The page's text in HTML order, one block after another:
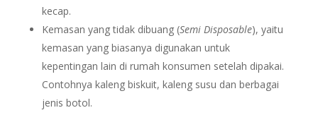
kecap.
Kemasan yang tidak dibuang (Semi Disposable), yaitu
kemasan yang biasanya digunakan untuk
kepentingan lain di rumah konsumen setelah dipakai.
Contohnya kaleng biskuit, kaleng susu dan berbagai
jenis botol.